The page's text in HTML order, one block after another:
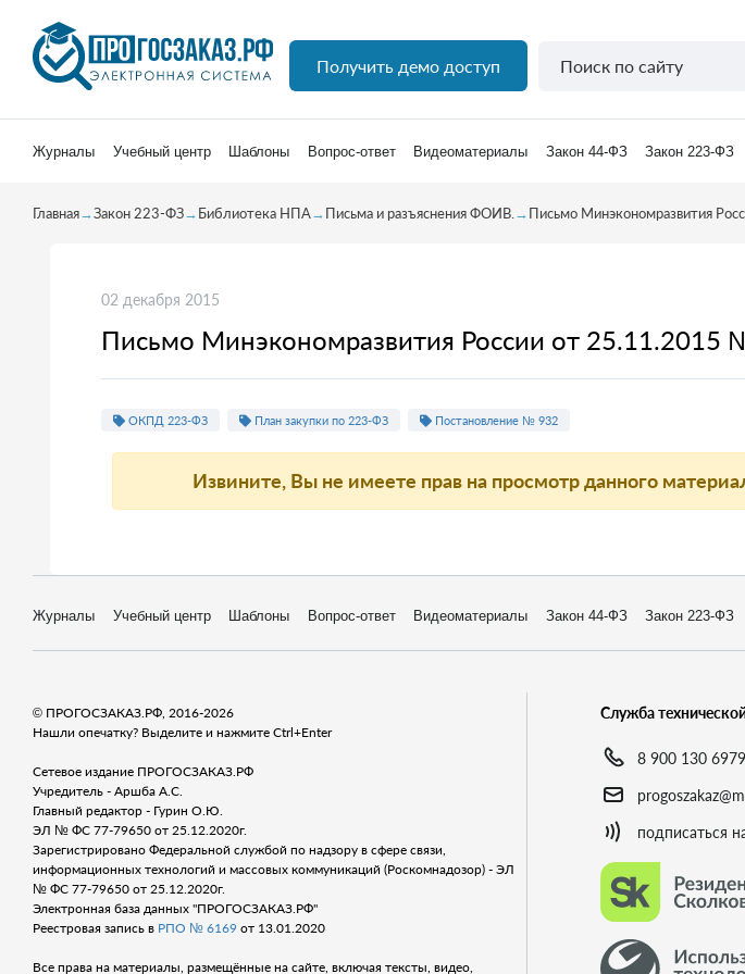
Получить демо доступ
Журналы Учебный центр Шаблоны Вопрос-ответ Видеоматериалы Закон 44-ФЗ Закон 223-ФЗ
Главная→Закон 223-ФЗ→Библиотека НПА→Письма и разъяснения ФОИВ. →Письмо Минэкономразвития
02 декабря 2015
Письмо Минэкономразвития России от
ОКПД 223-ФЗ План закупки по 223-ФЗ Постановление № 932
Извините, Вы не имеете прав на просмотр данного
Журналы Учебный центр Шаблоны Вопрос-ответ Видеоматериалы Закон 44-ФЗ Закон 223-ФЗ
© ПРОГОСЗАКАЗ.РФ, 2016-2026
Нашли опечатку? Выделите и нажмите Ctrl+Enter
Сетевое издание ПРОГОСЗАКАЗ.РФ
Учредитель - Аршба А.С.
Главный редактор - Гурин О.Ю.
ЭЛ № ФС 77-79650 от 25.12.2020г.
Зарегистрировано Федеральной службой по надзору в сфере связи,
информационных технологий и массовых коммуникаций (Роскомнадозор) - ЭЛ
№ ФС 77-79650 от 25.12.2020г.
Электронная база данных "ПРОГОСЗАКАЗ.РФ"
Реестровая запись в РПО № 6169 от 13.01.2020
Все права на материалы, размещённые на сайте, включая тексты, видео,
Служба
8 900 130 6979
подписаться